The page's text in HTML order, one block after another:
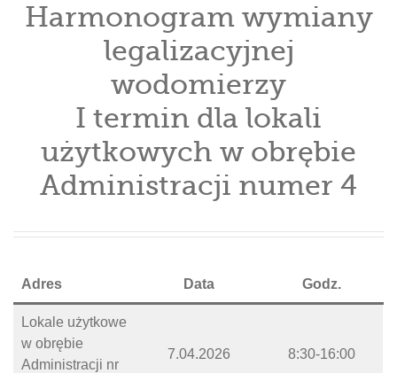
Harmonogram wymiany
legalizacyjnej
wodomierzy
I termin dla lokali
użytkowych w obrębie
Administracji numer 4
Adres Data Godz.
Lokale użytkowe
w obrębie
Administracji nr
7.04.2026 8:30-16:00